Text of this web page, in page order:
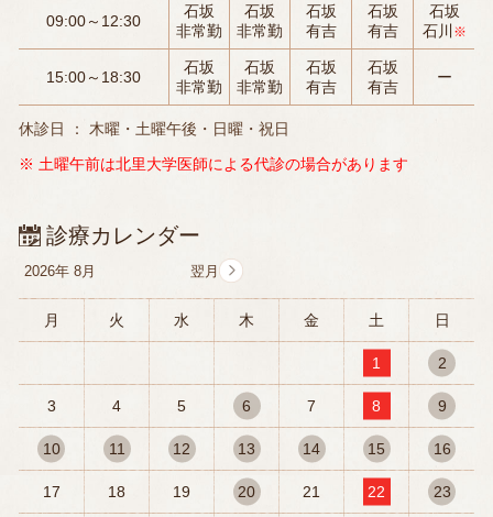
09:00～12:30
石坂
非常勤
石坂
非常勤
石坂
有吉
石坂
有吉
石坂
石川 ※
15:00～18:30
石坂
非常勤
石坂
非常勤
石坂
有吉
石坂
有吉
ー
休診日 ： 木曜・土曜午後・日曜・祝日
※ 土曜午前は北里大学医師による代診の場合があります
診療カレンダー
2026年 8月
月 火 水 木 金 土 日
1 2
3 4 5 6 7 8 9
10 11 12 13 14 15 16
17 18 19 20 21 22 23